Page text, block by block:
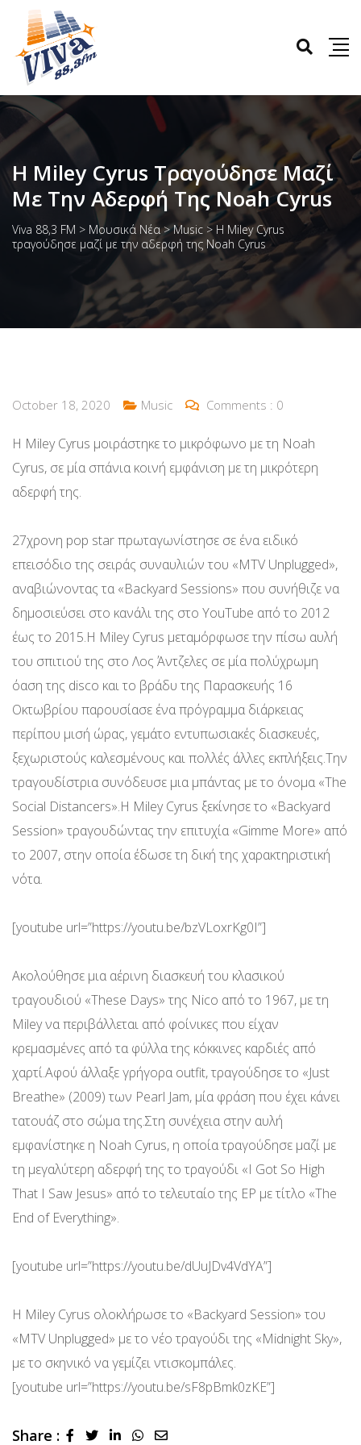
Η Miley Cyrus Τραγούδησε Μαζί
Με Την Αδερφή Της Noah Cyrus
Viva 88,3 FM > Μουσικά Νέα>Music > Η Miley Cyrus
τραγούδησε μαζί με την αδερφή της Noah Cyrus
October 18, 2020 Music Comments : 0
Η Miley Cyrus μοιράστηκε το μικρόφωνο με τη Noah
Cyrus, σε μία σπάνια κοινή εμφάνιση με τη μικρότερη
αδερφή της.
27χρονη pop star πρωταγωνίστησε σε ένα ειδικό
επεισόδιο της σειράς συναυλιών του «MTV Unplugged»,
αναβιώνοντας τα «Backyard Sessions» που συνήθιζε να
δημοσιεύσει στο κανάλι της στο YouTube από το 2012
έως το 2015.Η Miley Cyrus μεταμόρφωσε την πίσω αυλή
του σπιτιού της στο Λος Άντζελες σε μία πολύχρωμη
όαση της disco και το βράδυ της Παρασκευής 16
Οκτωβρίου παρουσίασε ένα πρόγραμμα διάρκειας
περίπου μισή ώρας, γεμάτο εντυπωσιακές διασκευές,
ξεχωριστούς καλεσμένους και πολλές άλλες εκπλήξεις.Την
τραγουδίστρια συνόδευσε μια μπάντας με το όνομα «The
Social Distancers».Η Miley Cyrus ξεκίνησε το «Backyard
Session» τραγουδώντας την επιτυχία «Gimme More» από
το 2007, στην οποία έδωσε τη δική της χαρακτηριστική
νότα.
[youtube url=”https://youtu.be/bzVLoxrKg0I”]
Ακολούθησε μια αέρινη διασκευή του κλασικού
τραγουδιού «These Days» της Nico από το 1967, με τη
Miley να περιβάλλεται από φοίνικες που είχαν
κρεμασμένες από τα φύλλα της κόκκινες καρδιές από
χαρτί.Αφού άλλαξε γρήγορα outfit, τραγούδησε το «Just
Breathe» (2009) των Pearl Jam, μία φράση που έχει κάνει
τατουάζ στο σώμα της.Στη συνέχεια στην αυλή
εμφανίστηκε η Noah Cyrus, η οποία τραγούδησε μαζί με
τη μεγαλύτερη αδερφή της το τραγούδι «I Got So High
That I Saw Jesus» από το τελευταίο της EP με τίτλο «The
End of Everything».
[youtube url=”https://youtu.be/dUuJDv4VdYA”]
Η Miley Cyrus ολοκλήρωσε το «Backyard Session» του
«MTV Unplugged» με το νέο τραγούδι της «Midnight Sky»,
με το σκηνικό να γεμίζει ντισκομπάλες.
[youtube url=”https://youtu.be/sF8pBmk0zKE”]
Share : LinkedInWhatsapp
Share